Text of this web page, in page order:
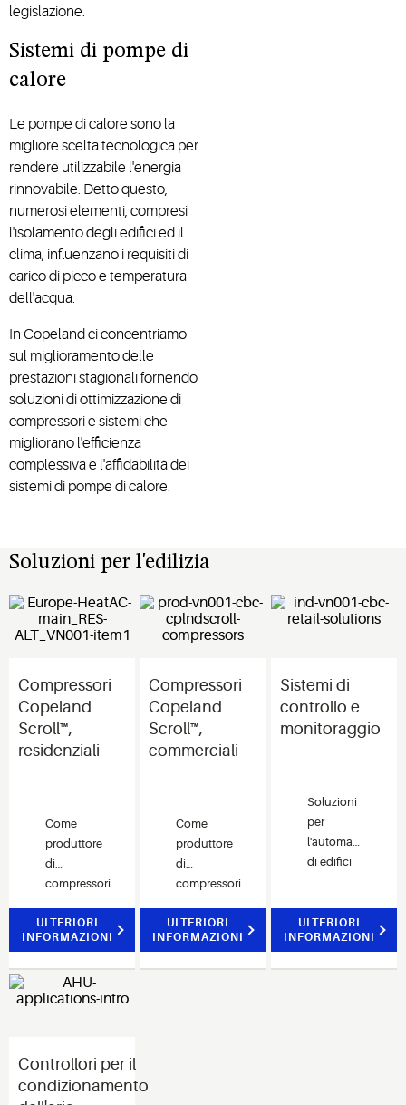
legislazione.
Sistemi di pompe di
calore
Le pompe di calore sono la
migliore scelta tecnologica per
rendere utilizzabile l'energia
rinnovabile. Detto questo,
numerosi elementi, compresi
l'isolamento degli edifici ed il
clima, influenzano i requisiti di
carico di picco e temperatura
dell'acqua.
In Copeland ci concentriamo
sul miglioramento delle
prestazioni stagionali fornendo
soluzioni di ottimizzazione di
compressori e sistemi che
migliorano l'efficienza
complessiva e l'affidabilità dei
sistemi di pompe di calore.
Soluzioni per l'edilizia
Compressori
Copeland
Scroll™,
residenziali​
Come
produttore
di
compressori
mondo,
offriamo
scroll
efficiente
HVAC
residenziali.
ULTERIORI
INFORMAZIONI
Compressori
Copeland
Scroll™,
commerciali
Come
produttore
di
compressori
mondo,
offriamo
ULTERIORI
INFORMAZIONI
Sistemi di
controllo e
monitoraggio
Soluzioni
per
l'automazione
di edifici
di vendita
al
ULTERIORI
INFORMAZIONI
Controllori per il
condizionamento